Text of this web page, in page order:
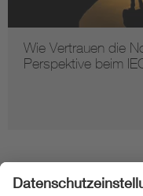
Wie Vertrauen die
Perspektive beim